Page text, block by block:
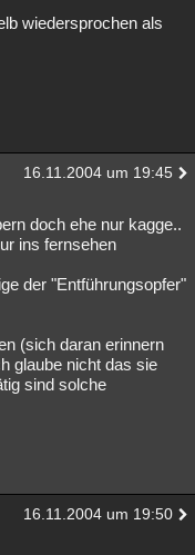
wiedersprochen als
16.11.2004 um 19:45
doch ehe nur kagge..
ins fernsehen
der "Entführungsopfer"
(sich daran erinnern
glaube nicht das sie
sind solche
16.11.2004 um 19:50